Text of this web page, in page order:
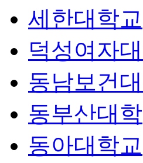
세한대학교
덕성여자
동남보건
동부산대학
동아대학교